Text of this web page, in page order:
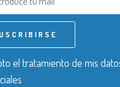
el tratamiento de mis